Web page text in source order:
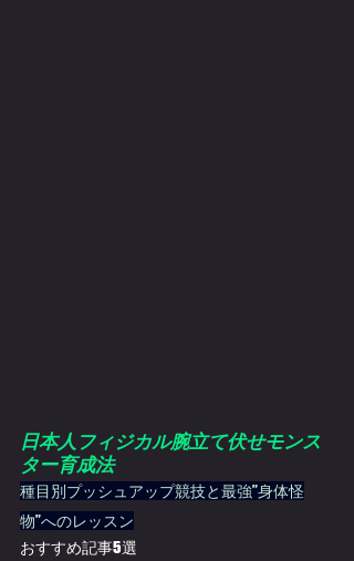
日本人フィジカル腕立て伏せモンス
ター育成法
種目別プッシュアップ競技と最強”身体怪
物”へのレッスン
おすすめ記事5選